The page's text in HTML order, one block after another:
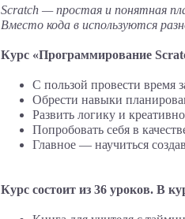
Scratch — простая и понятная
Вместо кода в используются
Курс «Программирование
С пользой провести время
Обрести навыки
Развить логику и
Попробовать себя в
Главное — научиться
Курс состоит из 36 уроков. В